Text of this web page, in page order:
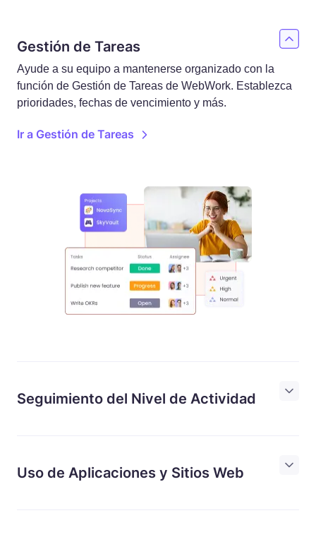
Gestión de Tareas
Ayude a su equipo a mantenerse organizado con la
función de Gestión de Tareas de WebWork. Establezca
prioridades, fechas de vencimiento y más.
Ir a Gestión de Tareas
Seguimiento del Nivel de Actividad
Uso de Aplicaciones y Sitios Web